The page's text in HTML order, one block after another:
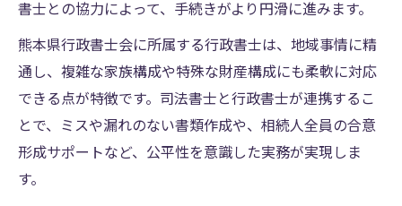
書士との協力によって、手続きがより円滑に進みます。
熊本県行政書士会に所属する行政書士は、地域事情に精
通し、複雑な家族構成や特殊な財産構成にも柔軟に対応
できる点が特徴です。司法書士と行政書士が連携するこ
とで、ミスや漏れのない書類作成や、相続人全員の合意
形成サポートなど、公平性を意識した実務が実現しま
す。